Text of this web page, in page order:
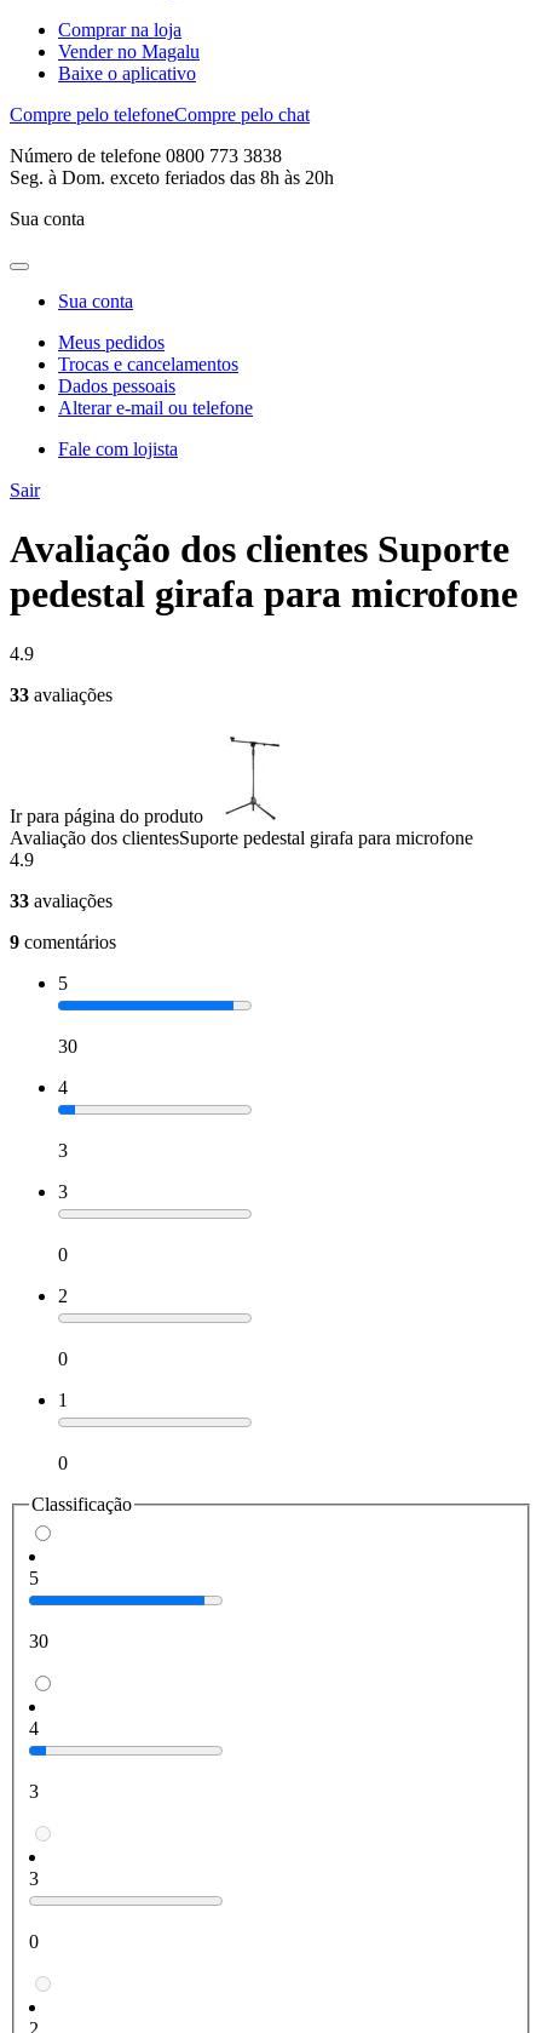
Comprar na loja
Vender no Magalu
Baixe o aplicativo
Compre pelo telefoneCompre pelo chat
Número de telefone 0800 773 3838
Seg. à Dom. exceto feriados das 8h às 20h
Sua conta
Sua conta
Meus pedidos
Trocas e cancelamentos
Dados pessoais
Alterar e-mail ou telefone
Fale com lojista
Sair
Avaliação dos clientes Suporte
pedestal girafa para microfone
4.9
33 avaliações
Ir para página do produto
Avaliação dos clientesSuporte pedestal girafa para microfone
4.9
33 avaliações
9 comentários
5
30
4
3
3
0
2
0
1
0
Classificação
5
30
4
3
3
0